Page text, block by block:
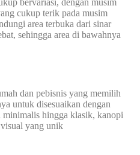
bervariasi, dengan musim
cukup terik pada musim
area terbuka dari sinar
sehingga area di bawahnya
dan pebisnis yang memilih
untuk disesuaikan dengan
hingga klasik, kanopi
yang unik